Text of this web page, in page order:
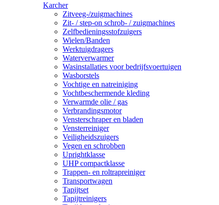
Karcher
Zitveeg-/zuigmachines
Zit- / step-on schrob- / zuigmachines
Zelfbedieningsstofzuigers
Wielen/Banden
Werktuigdragers
Waterverwarmer
Wasinstallaties voor bedrijfsvoertuigen
Wasborstels
Vochtige en natreiniging
Vochtbeschermende kleding
Verwarmde olie / gas
Verbrandingsmotor
Vensterschraper en bladen
Vensterreiniger
Veiligheidszuigers
Vegen en schrobben
Uprightklasse
UHP compactklasse
Trappen- en roltrapreiniger
Transportwagen
Tapijtset
Tapijtreinigers